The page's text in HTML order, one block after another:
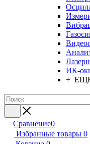
ИК-
+
Сравнение0
Избранные товары 0